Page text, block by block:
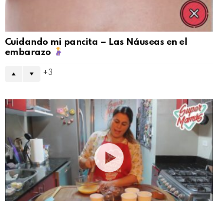
Cuidando mi pancita – Las Náuseas en el
embarazo
3